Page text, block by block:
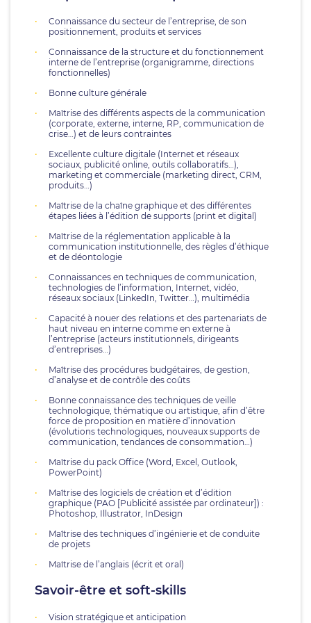
Connaissance du secteur de l’entreprise, de son
positionnement, produits et services
Connaissance de la structure et du fonctionnement
interne de l’entreprise (organigramme, directions
fonctionnelles)
Bonne culture générale
Maîtrise des différents aspects de la communication
(corporate, externe, interne, RP, communication de
crise…) et de leurs contraintes
Excellente culture digitale (Internet et réseaux
sociaux, publicité online, outils collaboratifs…),
marketing et commerciale (marketing direct, CRM,
produits…)
Maîtrise de la chaîne graphique et des différentes
étapes liées à l’édition de supports (print et digital)
Maîtrise de la réglementation applicable à la
communication institutionnelle, des règles d’éthique
et de déontologie
Connaissances en techniques de communication,
technologies de l’information, Internet, vidéo,
réseaux sociaux (LinkedIn, Twitter…), multimédia
Capacité à nouer des relations et des partenariats de
haut niveau en interne comme en externe à
l’entreprise (acteurs institutionnels, dirigeants
d’entreprises…)
Maîtrise des procédures budgétaires, de gestion,
d’analyse et de contrôle des coûts
Bonne connaissance des techniques de veille
technologique, thématique ou artistique, afin d’être
force de proposition en matière d’innovation
(évolutions technologiques, nouveaux supports de
communication, tendances de consommation…)
Maîtrise du pack Office (Word, Excel, Outlook,
PowerPoint)
Maîtrise des logiciels de création et d’édition
graphique (PAO [Publicité assistée par ordinateur]) :
Photoshop, Illustrator, InDesign
Maîtrise des techniques d’ingénierie et de conduite
de projets
Maîtrise de l’anglais (écrit et oral)
Savoir-être et soft-skills
Vision stratégique et anticipation